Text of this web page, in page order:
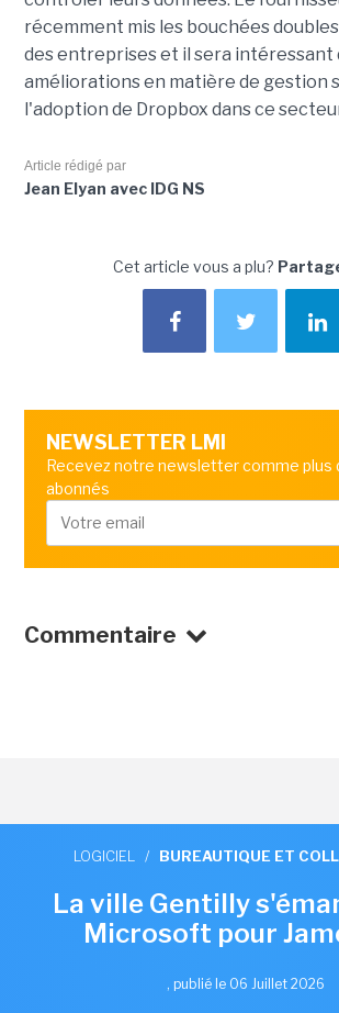
récemment mis les bouchées
des entreprises et il sera intéressant
améliorations en matière de gestion
l'adoption de Dropbox dans ce
Article rédigé par
Jean Elyan avec IDG NS
Cet article vous a plu?
NEWSLETTER LMI
Recevez notre newsletter comme
abonnés
Commentaire
LOGICIEL / BUREAUTIQUE ET
La ville Gentilly
Microsoft pour
, publié le 06 Juillet 2026